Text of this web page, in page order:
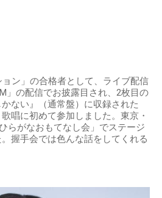
ョン」の合格者として、ライブ配信
」の配信でお披露目され、2枚目の
ない』（通常盤）に収録された
唱に初めて参加しました。東京・
らがなおもてなし会」でステージ
握手会では色んな話をしてくれる